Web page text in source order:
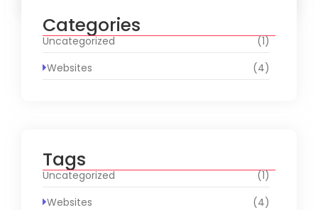
Categories
Uncategorized
(1)
Websites
(4)
Tags
Uncategorized
(1)
Websites
(4)